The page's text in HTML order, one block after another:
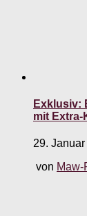
Exklusiv:
mit
29.
von